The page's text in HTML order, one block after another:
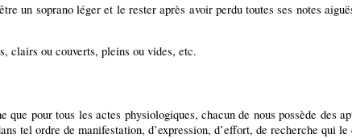
un soprano léger et le rester après avoir perdu toutes ses notes
clairs ou couverts, pleins ou vides, etc.
pour tous les actes physiologiques, chacun de nous possède des
tel ordre de manifestation, d’expression, d’effort, de recherche qui le